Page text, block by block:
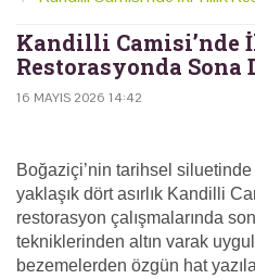
Kandilli Camisi’nde
Restorasyonda Sona
16 MAYIS 2026 14:42
Boğaziçi’nin tarihsel
yaklaşık dört asırlık Kandilli
restorasyon çalışmalarında
tekniklerinden altın varak
bezemelerden özgün hat